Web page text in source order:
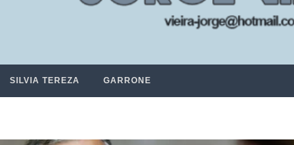
SILVIA TEREZA GARRONE